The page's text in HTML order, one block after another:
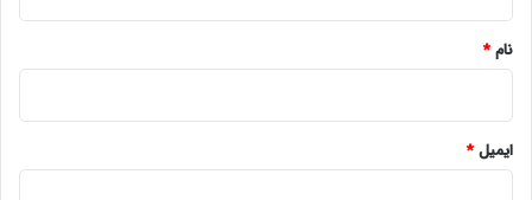
نام*
ایمیل*